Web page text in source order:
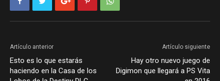
Artículo anterior
Esto es lo que estarás
haciendo en la Casa de los
Artículo siguiente
Hay otro nuevo juego de
Digimon que llegará a PS Vita